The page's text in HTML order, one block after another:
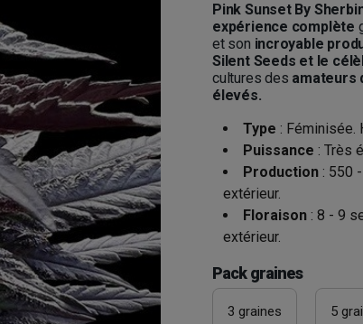
Pink Sunset By
expérience complète
et son incroyable
Silent Seeds et le
cultures des amateurs
élevés.
Type : Féminisée.
Puissance : Très
Production : 550
extérieur.
Floraison : 8 - 9
extérieur.
Pack graines
3 graines 5